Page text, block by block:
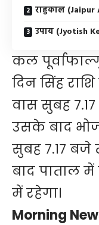
राहुकाल (Jaipur
उपाय (Jyotish
कल
दिन सिंह
वास सुबह
उसके बाद
सुबह 7.17
बाद पाताल में
में रहेगा।
Morning